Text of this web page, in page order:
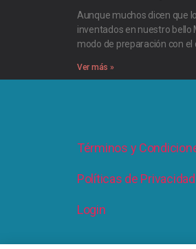
Aunque muchos dicen que
inventados en nuestro bello
modo de preparación con el
Ver más »
Términos y
Políticas de Privacidad
Login